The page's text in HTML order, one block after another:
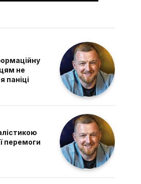
не
паніці
перемоги